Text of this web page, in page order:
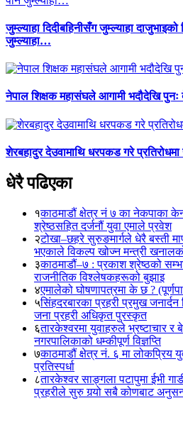
जुम्ल्याहा दिदीबहिनीसँग जुम्ल्याहा दाजुभाइको
जुम्ल्याहा…
नेपाल शिक्षक महासंघले आगामी भदौदेखि पुनः
शेरबहादुर देउवामाथि धरपकड गरे
धेरै पढिएका
१काठमाडौं क्षेत्र नं ७ का नेकपाका
श्रेष्ठसहित दर्जनौं युवा एमाले प्रवेश
२टोखा–छहरे सुरुङमार्गले धेरै बस्ती
भएकाले विकल्प खोज्न मन्त्री
३काठमाडौं–७ : प्रकाश श्रेष्ठको
राजनीतिक विश्लेषकहरूको बुझाइ
४एमालेको घोषणापत्रमा के छ ?
५सिंहदरबारका प्रहरी प्रमुख जनार्दन
जना प्रहरी अधिकृत पुरस्कृत
६तारकेश्वरमा युवाहरुले भ्रष्टाचार र
नगरपालिकाको धम्कीपूर्ण विज्ञप्ति
७काठमाडौं क्षेत्र नं. ६ मा लोकप्रिय
प्रतिस्पर्धा
८तारकेश्वर साङ्गला पटापुमा ईभी
प्रहरीले सुरु गर्‍यो सबै कोणबाट